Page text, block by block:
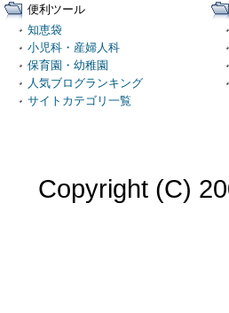
便利ツール
知恵袋
小児科・産婦人科
保育園・幼稚園
人気ブログランキング
サイトカテゴリ一覧
Copyright (C)